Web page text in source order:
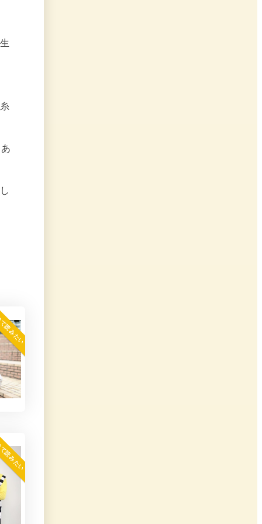
みたい
みたい